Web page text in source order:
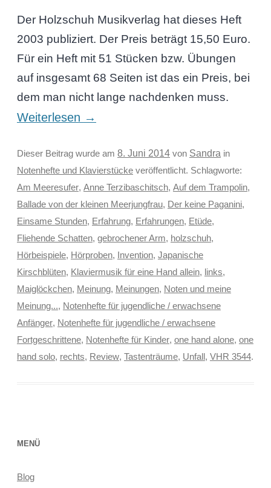
Der Holzschuh Musikverlag hat dieses Heft
2003 publiziert. Der Preis beträgt 15,50 Euro.
Für ein Heft mit 51 Stücken bzw. Übungen
auf insgesamt 68 Seiten ist das ein Preis, bei
dem man nicht lange nachdenken muss.
Weiterlesen →
Dieser Beitrag wurde am 8. Juni 2014von Sandra in
Notenhefte und Klavierstückeveröffentlicht. Schlagworte:
Am Meeresufer, Anne Terzibaschitsch, Auf dem Trampolin,
Ballade von der kleinen Meerjungfrau, Der keine Paganini,
Einsame Stunden, Erfahrung, Erfahrungen, Etüde,
Fliehende Schatten, gebrochener Arm, holzschuh,
Hörbeispiele, Hörproben, Invention, Japanische
Kirschblüten, Klaviermusik für eine Hand allein, links,
Maiglöckchen, Meinung, Meinungen, Noten und meine
Meinung..., Notenhefte für jugendliche / erwachsene
Anfänger, Notenhefte für jugendliche / erwachsene
Fortgeschrittene, Notenhefte für Kinder, one hand alone, one
hand solo, rechts, Review, Tastenträume, Unfall, VHR 3544.
MENÜ
Blog